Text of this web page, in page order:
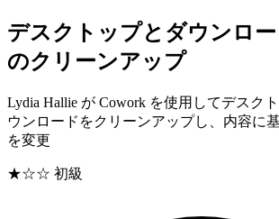
デスクトップとダウンロ
のクリーンアップ
Lydia Hallie が Cowork を使用してデスク
ウンロードをクリーンアップし、内容に
を変更
★☆☆ 初級